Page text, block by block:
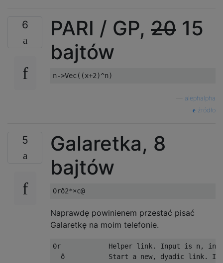
6 PARI / GP, 20 15
bajtów
alephalpha
źródło
5
Galaretka, 8
bajtów
Naprawdę powinienem przestać pisać
Galaretkę na moim telefonie.
0r            Helper link. Input is n,
ð           Start a new, dyadic link.